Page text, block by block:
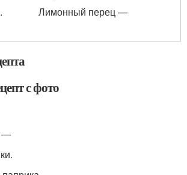
Лимонный перец —
с фото
—